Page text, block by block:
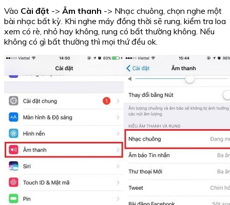
Vào Cài đặt -> Âm thanh -> Nhạc chuông, chọn nghe một
bài nhạc bất kỳ. Khi nghe máy đồng thời sẽ rung, kiểm tra loa
xem có rè, nhỏ hay không, rung có bất thường không. Nếu
không có gì bất thường thì mọi thứ đều ok.